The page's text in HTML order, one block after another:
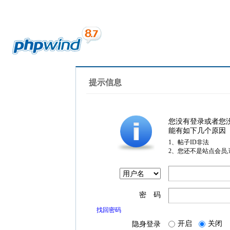
提示信息
您没有登录或者您
能有如下几个原因
1、帖子ID非法
2、您还不是站点会员
密 码
找回密码
隐身登录 开启 关闭